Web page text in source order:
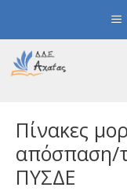
Πίνακες
απόσπαση/
ΠΥΣΔΕ